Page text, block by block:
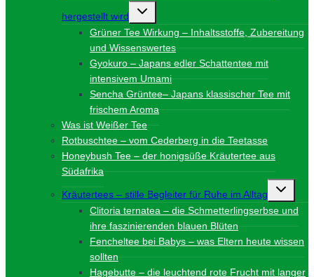
hergestellt wird
Untermenü
Grüner Tee Wirkung – Inhaltsstoffe, Zubereitung
und Wissenswertes
Gyokuro – Japans edler Schattentee mit
intensivem Umami
Sencha Grüntee– Japans klassischer Tee mit
frischem Aroma
Was ist Weißer Tee
Rotbuschtee – vom Cederberg in die Teetasse
Honeybush Tee – der honigsüße Kräutertee aus
Südafrika
Kräutertees – stille Begleiter für Ruhe im Alltag
Clitoria ternatea – die Schmetterlingserbse und
ihre faszinierenden blauen Blüten
Fencheltee bei Babys – was Eltern heute wissen
sollten
Hagebutte – die leuchtend rote Frucht mit langer